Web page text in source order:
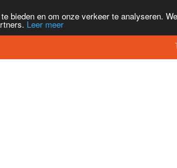
bieden en om onze verkeer te analyseren. We
Leer meer